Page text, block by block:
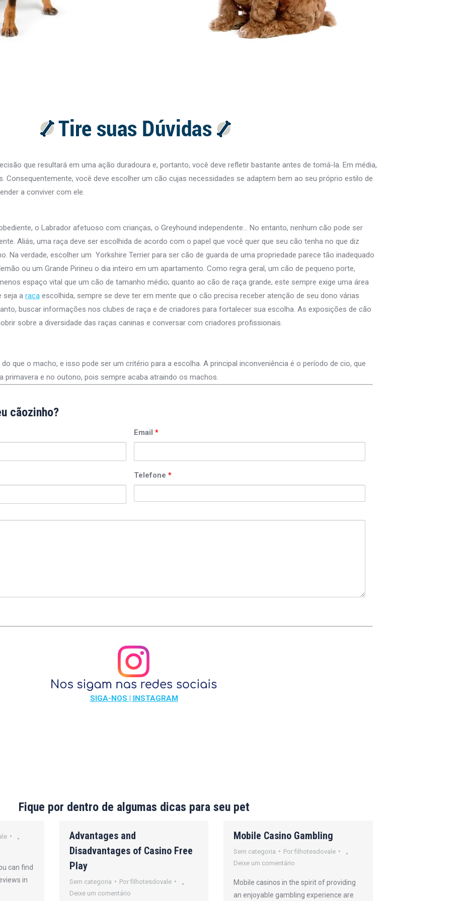
que resultará em uma ação duradoura e, portanto, você deve refletir bastante antes de tomá-la. Em média,
Consequentemente, você deve escolher um cão cujas necessidades se adaptem bem ao seu próprio estilo de
a conviver com ele.
o Labrador afetuoso com crianças, o Greyhound independente… No entanto, nenhum cão pode ser
Aliás, uma raça deve ser escolhida de acordo com o papel que você quer que seu cão tenha no que diz
Na verdade, escolher um Yorkshire Terrier para ser cão de guarda de uma propriedade parece tão inadequado
ou um Grande Pirineu o dia inteiro em um apartamento. Como regra geral, um cão de pequeno porte,
espaço vital que um cão de tamanho médio; quanto ao cão de raça grande, este sempre exige uma área
seja a raça escolhida, sempre se deve ter em mente que o cão precisa receber atenção de seu dono várias
buscar informações nos clubes de raça e de criadores para fortalecer sua escolha. As exposições de cão
sobre a diversidade das raças caninas e conversar com criadores profissionais.
que o macho, e isso pode ser um critério para a escolha. A principal inconveniência é o período de cio, que
primavera e no outono, pois sempre acaba atraindo os machos.
cãozinho?
Email *
Telefone *
SIGA-NOS | INSTAGRAM
Fique por dentro de algumas dicas para seu pet
can find
in
Advantages and
Disadvantages of Casino Free
Play
Sem categoria Por filhotesdovale
Deixe um comentário
Mobile Casino Gambling
Sem categoria Porfilhotesdovale
Deixe um comentário
Mobile casinos in the spirit of providing
an enjoyable gambling experience are